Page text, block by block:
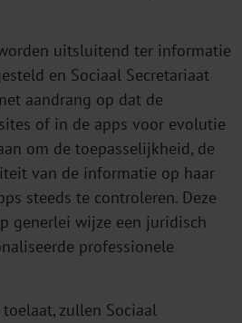
uitsluitend ter informatie
en Sociaal Secretariaat
aandrang op dat de
of in de apps voor evolutie
om de toepasselijkheid, de
van de informatie op haar
steeds te controleren. Deze
generlei wijze een juridisch
professionele
zullen Sociaal